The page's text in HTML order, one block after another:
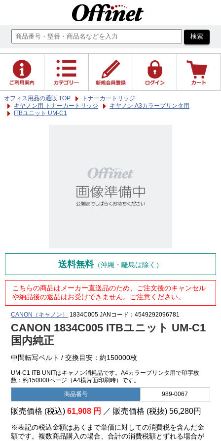
オフィス用品の通販 TOP
トナーカートリッジ
キヤノン用 トナーカートリッジ
キヤノン A3カラープリンタ用
ITBユニット UM-C1
送料無料（沖縄・離島は除く）
こちらの商品はメーカー直送品のため、ご注文後のキャンセル
や納品後の返品はお受けできません。ご注意ください。
CANON（キャノン） 1834C005 JANコード：4549292096781
CANON 1834C005 ITBユニット UM-C1
国内純正
中間転写ベルト / 交換目安：約150000枚
UM-C1 ITB UNITはキャノン消耗品です。A4カラープリンタ用で印字枚
数：約150000ページ（A4横片面印刷時）です。
商品番号 989-0067
販売価格 (税込)61,908 円 ／ 販売価格 (税抜)56,280円
※表記の税込金額はあくまで単価に対しての消費税を含んだ金
額です。複数商品購入の場合、合計の消費税額とずれる場合が